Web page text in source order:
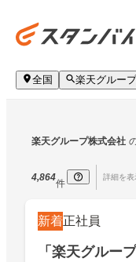
全国 楽天グルー
楽天グループ株式会社
4,864
件
詳細を表
新着正社員
「楽天グルー